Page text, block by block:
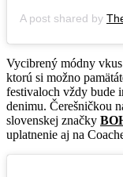
A post shared by
Vycibrený módny
ktorú si možno
festivaloch vždy bude
denimu. Čerešničkou
slovenskej značky
uplatnenie aj na